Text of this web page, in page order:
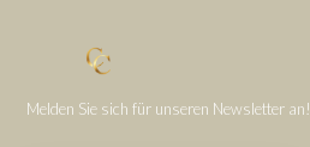
Melden Sie sich für unseren Newsletter an!